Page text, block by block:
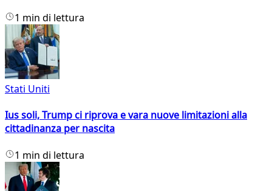
1 min di lettura
Stati Uniti
Ius soli, Trump ci riprova e vara nuove limitazioni alla
cittadinanza per nascita
1 min di lettura